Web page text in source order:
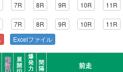
7R 8R 9R 10R 11R
7R 8R 9R 10R 11R
Excelファイル
指
数
展
開
爆
発
力
間
隔
前走